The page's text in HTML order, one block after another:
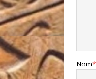
Nom*